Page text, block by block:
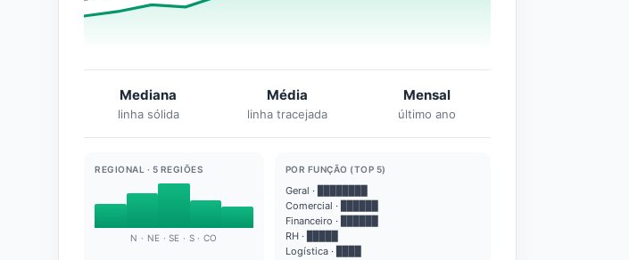
Mediana
linha sólida
Média
linha tracejada
Mensal
último ano
REGIONAL · 5 REGIÕES
N · NE · SE · S · CO
POR FUNÇÃO (TOP 5)
Geral · ████████
Comercial · ██████
Financeiro · ██████
RH · █████
Logística · ████